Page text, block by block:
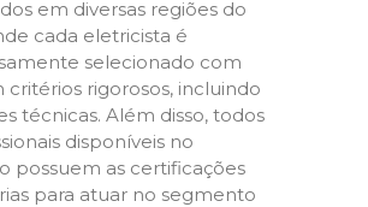
em diversas regiões do
cada eletricista é
selecionado com
critérios rigorosos, incluindo
técnicas. Além disso, todos
disponíveis no
possuem as certificações
para atuar no segmento